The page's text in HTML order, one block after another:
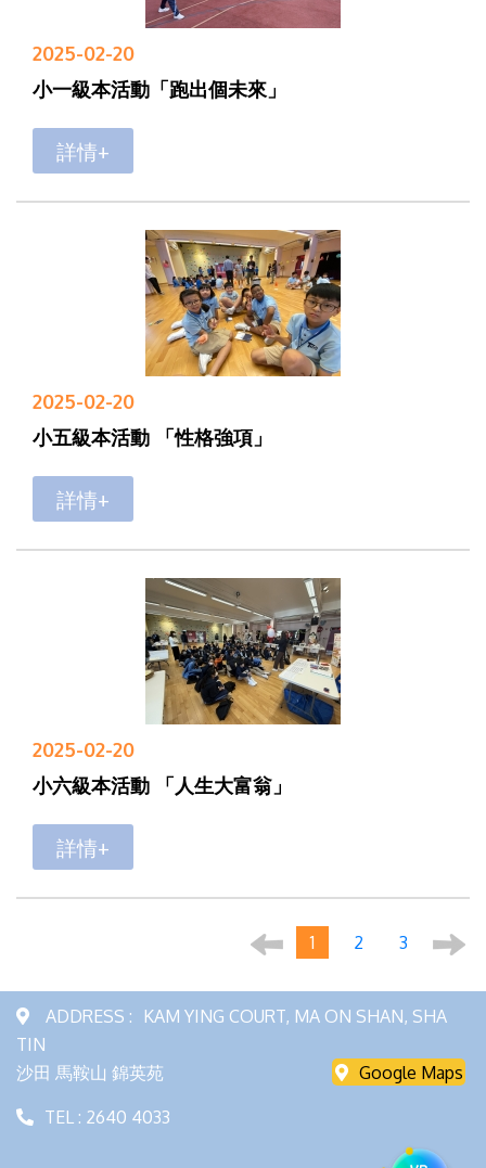
2025-02-20
小一級本活動「跑出個未來」
詳情+
2025-02-20
小五級本活動 「性格強項」
詳情+
2025-02-20
小六級本活動 「人生大富翁」
詳情+
1 2 3
ADDRESS : KAM YING COURT, MA ON SHAN, SHA
TIN
沙田 馬鞍山 錦英苑
Google Maps
TEL : 2640 4033